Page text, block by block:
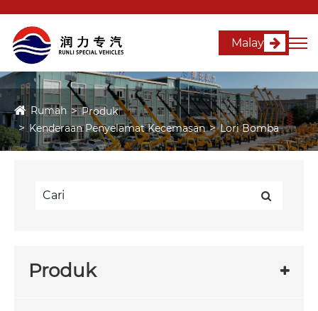
Malay
Rumah
Produk
Kenderaan Penyelamat Kecemasan
Lori Bomba
Produk